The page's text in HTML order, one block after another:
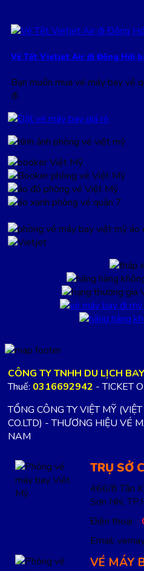
Vé Tết Vietjet Air đi Đồng Hới
Bạn muốn mua vé máy bay về
đi
CÔNG TY TNHH DU LỊCH
Thuế: 0316692942 - TICKET
TỔNG CÔNG TY VIỆT MỸ
CO.LTD) - THƯƠNG HIỆU VÉ
NAM
TRỤ SỞ
466/8 Tân
Sơn Nhì,
Điện thoại :
Email:
VÉ MÁY